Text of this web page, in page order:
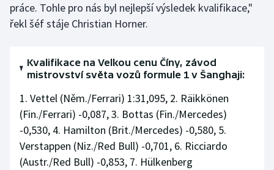
práce. Tohle pro nás byl nejlepší výsledek kvalifikace,"
řekl šéf stáje Christian Horner.
Kvalifikace na Velkou cenu Číny, závod
mistrovství světa vozů formule 1 v Šanghaji:
1. Vettel (Něm./Ferrari) 1:31,095, 2. Räikkönen
(Fin./Ferrari) -0,087, 3. Bottas (Fin./Mercedes)
-0,530, 4. Hamilton (Brit./Mercedes) -0,580, 5.
Verstappen (Niz./Red Bull) -0,701, 6. Ricciardo
(Austr./Red Bull) -0,853, 7. Hülkenberg